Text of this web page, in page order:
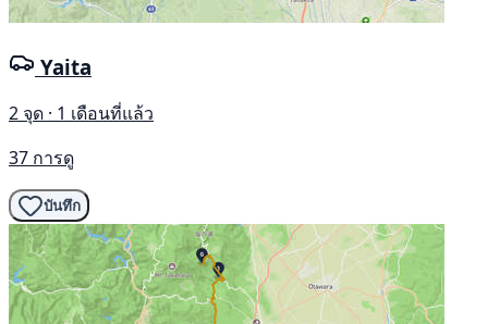
Yaita
2 จุด · 1 เดือนที่แล้ว
37 การดู
บันทึก